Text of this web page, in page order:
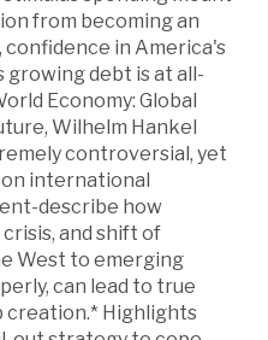
from becoming an
in America's
growing debt is at all-
Economy: Global
Wilhelm Hankel
controversial, yet
international
describe how
and shift of
West to emerging
can lead to true
creation.* Highlights